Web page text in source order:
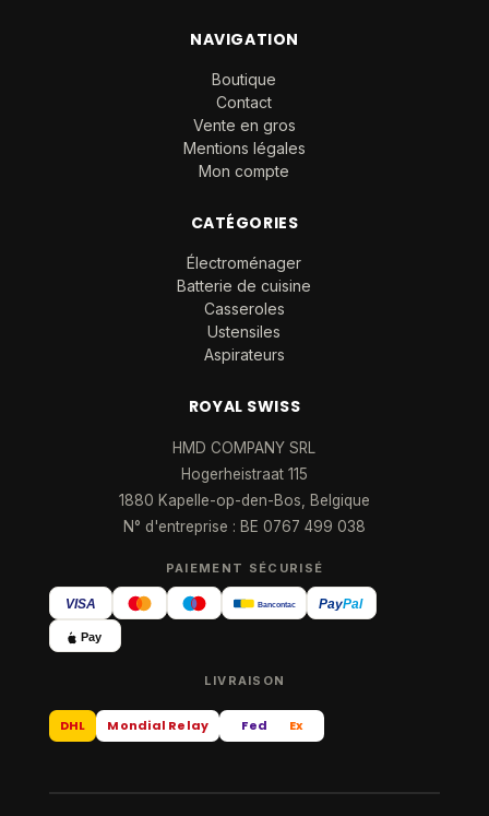
NAVIGATION
Boutique
Contact
Vente en gros
Mentions légales
Mon compte
CATÉGORIES
Électroménager
Batterie de cuisine
Casseroles
Ustensiles
Aspirateurs
ROYAL SWISS
HMD COMPANY SRL
Hogerheistraat 115
1880 Kapelle-op-den-Bos, Belgique
N° d'entreprise : BE 0767 499 038
PAIEMENT SÉCURISÉ
VISA Bancontact PayPal
Pay
LIVRAISON
DHL Mondial Relay Fed Ex